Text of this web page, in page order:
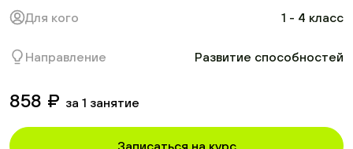
Для кого 1 - 4 класс
Направление Развитие способностей
858 ₽ за 1 занятие
Записаться на курс